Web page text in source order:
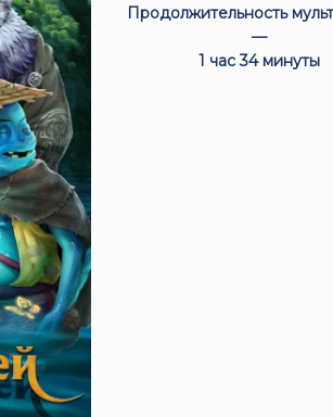
Продолжительность
—
1 час 34 минуты